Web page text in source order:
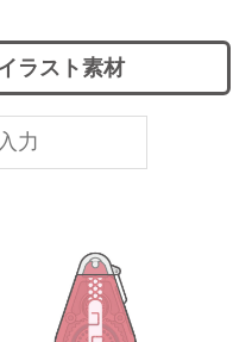
ラスト素材